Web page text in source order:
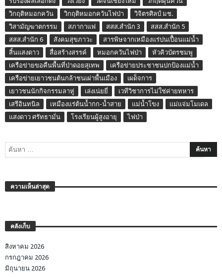
วิกฤติหมอกควัน
วิกฤติหมอกควันไฟป่า
วิจิตรศิลป์ มช.
วิสามัญฆาตกรรม
สภากาแฟ สสส.สำนัก 3
สสส.สำนัก 5
สสส.สำนัก 6
สังคมสุขภาวะ
สารพิษจากเหมืองแร่ปนเปื้อนแม่น้ำ
สิ้นแสงดาว
สื่อสร้างสรรค์ หมอกควันไฟป่า
หัวคิวบัตรชมพู
เครือข่ายขอคืนพื้นที่ป่าดอยสุเทพ
เครือข่ายประชาชนปกป้องแม่น้ำ
เครือข่ายเยาวชนต้นกล้าชนเผ่าพื้นเมือง
เผด็จการ
เยาวชนนักกิจกรรมลาหู่
เล่งเน่ยยี่
เวทีวิชาการไม่ใช่ค่ายทหาร
เสรีอินทนิล
เหมืองแร่ต้นน้ำกก-น้ำสาย แม่น้ำโขง
แม่แจ่มโมเดล
แสงดาว ศรัทธามั่น
โรงเรียนผู้สูงอายุ ไฟป่า
ความเห็นล่าสุด
คลังเก็บ
สิงหาคม 2026
กรกฎาคม 2026
มิถุนายน 2026